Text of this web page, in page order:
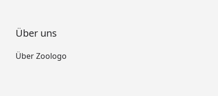
Über uns
Über Zoologo